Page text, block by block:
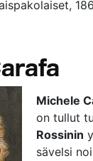
Michele
on tullut
Rossinin
sävelsi